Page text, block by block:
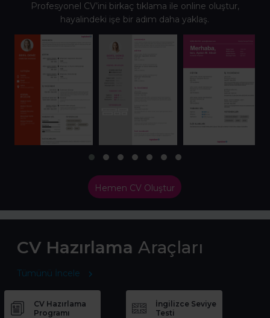
Profesyonel CV’ini birkaç tıklama ile online oluştur,
hayalindeki işe bir adım daha yaklaş.
Hemen CV Oluştur
CV Hazırlama Araçları
Tümünü İncele
CV Hazırlama
Programı
İngilizce Seviye
Testi